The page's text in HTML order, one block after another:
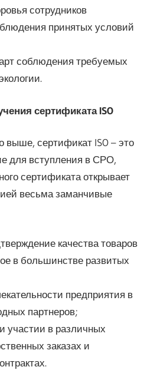
сотрудников
принятых условий
соблюдения требуемых
сертификата ISO
выше, сертификат ISO – это
для вступления в СРО,
сертификата открывает
весьма заманчивые
качества товаров
в большинстве развитых
предприятия в
партнеров;
участии в различных
заказах и